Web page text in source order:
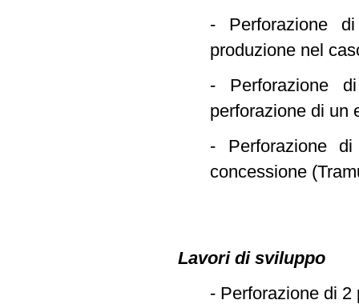
- Perforazione
produzione nel
- Perforazione
perforazione di un
- Perforazione
concessione
Lavori di sviluppo
- Perforazione di